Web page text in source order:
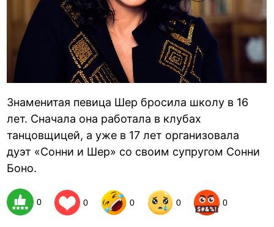
Знаменитая певица Шер бросила школу в 16
лет. Сначала она работала в клубах
танцовщицей, а уже в 17 лет организовала
дуэт «Сонни и Шер» со своим супругом Сонни
Боно.
0 0 0 0 0